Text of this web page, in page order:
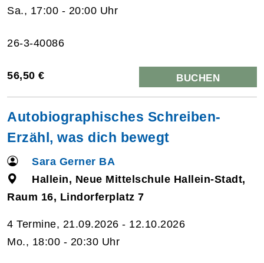
Sa., 17:00 - 20:00 Uhr
26-3-40086
56,50 € BUCHEN
Autobiographisches Schreiben-
Erzähl, was dich bewegt
Sara Gerner BA
Hallein, Neue Mittelschule Hallein-Stadt,
Raum 16, Lindorferplatz 7
4 Termine, 21.09.2026 - 12.10.2026
Mo., 18:00 - 20:30 Uhr